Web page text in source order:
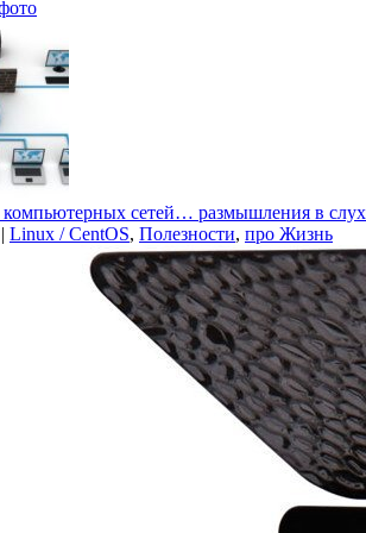
компьютерных сетей… размышления в
| Linux / CentOS, Полезности, про Жизнь